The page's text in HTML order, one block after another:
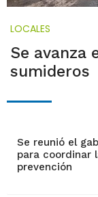
LOCALES
Se avanza
sumideros
Se reunió el
para coordinar
prevención